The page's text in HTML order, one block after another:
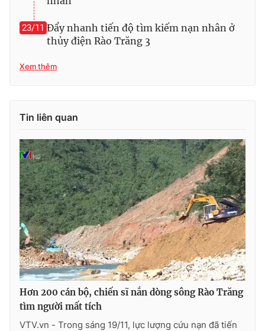
Ðiện thoại Thời báo VTV:
Email:toasoan@vtv.vn
Liên hệ quảng cáo:024-7300.7108
® Cấm sao chép dưới mọi hình thức nếu không có sự chấp
thuận bằng văn bản. Ghi rõ nguồn VTV.vn khi phát hành lại
thông tin từ website này.
23/11 Đẩy nhanh tiến độ tìm kiếm nạn nhân ở
thủy điện Rào Trăng 3
Xem thêm
Tin liên quan
Hơn 200 cán bộ, chiến sĩ nắn dòng sông Rào Trăng
tìm người mất tích
VTV.vn - Trong sáng 19/11, lực lượng cứu nạn đã tiến